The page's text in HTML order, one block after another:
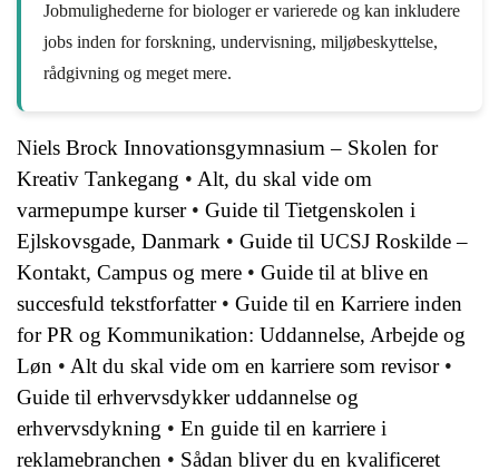
Jobmulighederne for biologer er varierede og kan inkludere
jobs inden for forskning, undervisning, miljøbeskyttelse,
rådgivning og meget mere.
Niels Brock Innovationsgymnasium – Skolen for
Kreativ Tankegang • Alt, du skal vide om
varmepumpe kurser• Guide til Tietgenskolen i
Ejlskovsgade, Danmark • Guide til UCSJ Roskilde –
Kontakt, Campus og mere • Guide til at blive en
succesfuld tekstforfatter• Guide til en Karriere inden
for PR og Kommunikation: Uddannelse, Arbejde og
Løn • Alt du skal vide om en karriere som revisor•
Guide til erhvervsdykker uddannelse og
erhvervsdykning • En guide til en karriere i
reklamebranchen • Sådan bliver du en kvalificeret